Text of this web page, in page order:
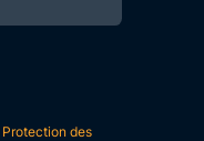
Protection des